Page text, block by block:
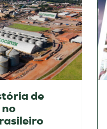
de